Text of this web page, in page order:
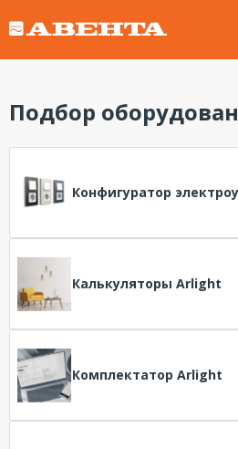
Подбор
Конфигуратор
Калькуляторы Arlight
Комплектатор Arlight